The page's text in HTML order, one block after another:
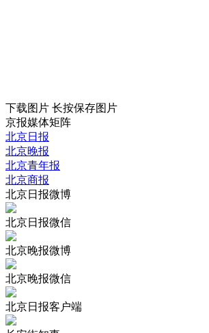
下载图片 长按保存图片
京报媒体矩阵
北京日报
北京晚报
北京青年报
北京商报
北京日报微博
北京日报微信
北京晚报微博
北京晚报微信
北京日报客户端